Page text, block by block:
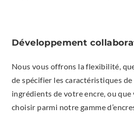
Développement
Nous vous offrons la flexibilité,
de spécifier les caractéristiques
ingrédients de votre encre, ou que
choisir parmi notre gamme